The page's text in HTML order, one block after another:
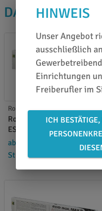
DAS PASST DAZU
Roland Tinte
Roland Eco-Sol Max 2
ESL4-4YE yellow - 440 ml.
ab 119,99 €
Stück
HINWEIS
Unser Angebot
ausschließlich
Einrichtungen
Freiberufler im
ICH